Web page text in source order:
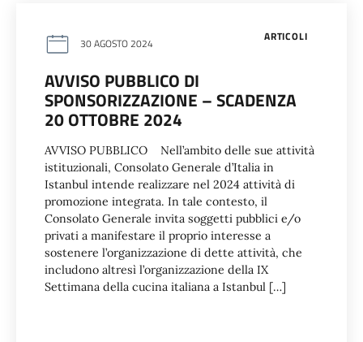
ARTICOLI
30 AGOSTO 2024
AVVISO PUBBLICO DI
SPONSORIZZAZIONE – SCADENZA
20 OTTOBRE 2024
AVVISO PUBBLICO Nell’ambito delle sue attività
istituzionali, Consolato Generale d’Italia in
Istanbul intende realizzare nel 2024 attività di
promozione integrata. In tale contesto, il
Consolato Generale invita soggetti pubblici e/o
privati a manifestare il proprio interesse a
sostenere l’organizzazione di dette attività, che
includono altresì l’organizzazione della IX
Settimana della cucina italiana a Istanbul […]